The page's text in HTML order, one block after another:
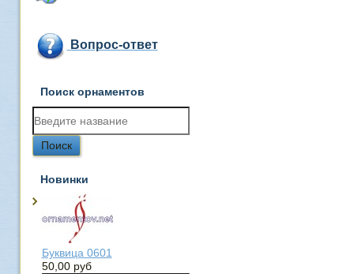
Вопрос-ответ
Поиск орнаментов
Новинки
Буквица 0601
50,00 руб